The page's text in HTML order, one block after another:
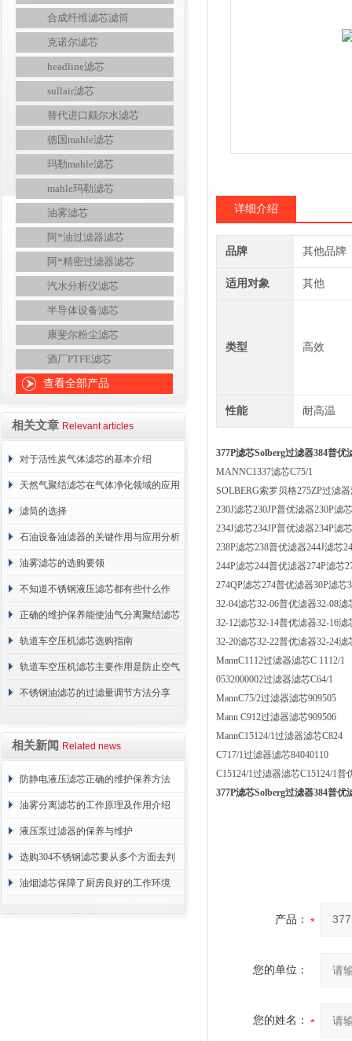
合成纤维滤芯滤筒
克诺尔滤芯
headline滤芯
sullair滤芯
替代进口颇尔水滤芯
德国mahle滤芯
玛勒mahle滤芯
mahle玛勒滤芯
油雾滤芯
阿*油过滤器滤芯
阿*精密过滤器滤芯
汽水分析仪滤芯
半导体设备滤芯
康斐尔粉尘滤芯
酒厂PTFE滤芯
查看全部产品
相关文章 Relevant articles
对于活性炭气体滤芯的基本介绍
天然气聚结滤芯在气体净化领域的应用
与重要性
滤筒的选择
石油设备油滤器的关键作用与应用分析
油雾滤芯的选购要领
不知道不锈钢液压滤芯都有些什么作
用？进来看
正确的维护保养能使油气分离聚结滤芯
长期稳定运行
轨道车空压机滤芯选购指南
轨道车空压机滤芯主要作用是防止空气
中的杂质和油脂浓度升高
不锈钢油滤芯的过滤量调节方法分享
相关新闻 Related news
防静电液压滤芯正确的维护保养方法
油雾分离滤芯的工作原理及作用介绍
液压泵过滤器的保养与维护
选购304不锈钢滤芯要从多个方面去判
断
油烟滤芯保障了厨房良好的工作环境
详细介绍
品牌 其他品牌
适用对象 其他
类型 高效
性能 耐高温
377P滤芯Solberg过滤器384普优
MANNC1337滤芯C75/1
SOLBERG索罗贝格275ZP过滤
230J滤芯230JP普优滤器230P滤
234J滤芯234JP普优滤器234P滤
238P滤芯238普优滤器244J滤芯
244P滤芯244普优滤器274P滤芯
274QP滤芯274普优滤器30P滤芯
32-04滤芯32-06普优滤器32-08滤
32-12滤芯32-14普优滤器32-16滤
32-20滤芯32-22普优滤器32-24滤
MannC1112过滤器滤芯C 1112/1
0532000002过滤器滤芯C64/1
MannC75/2过滤器滤芯909505
Mann C912过滤器滤芯909506
MannC15124/1过滤器滤芯C824
C717/1过滤器滤芯84040110
C15124/1过滤器滤芯C15124/1普
377P滤芯Solberg过滤器384普优
产品：
您的单位：
您的姓名：